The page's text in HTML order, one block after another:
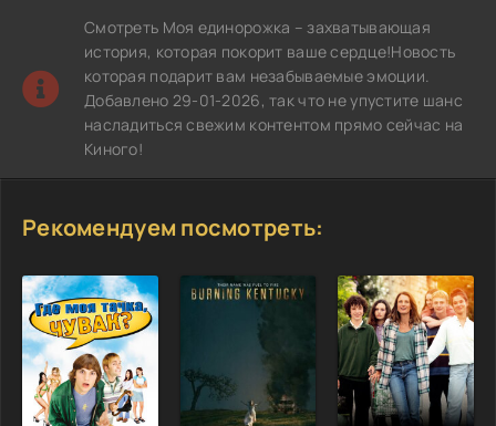
Смотреть Моя единорожка – захватывающая
история, которая покорит ваше сердце!Новость
которая подарит вам незабываемые эмоции.
Добавлено 29-01-2026, так что не упустите шанс
насладиться свежим контентом прямо сейчас на
Киного!
Рекомендуем посмотреть: